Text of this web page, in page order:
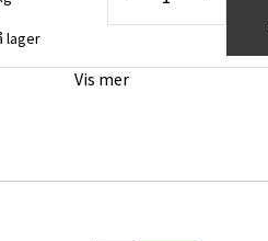
lager
Vis mer